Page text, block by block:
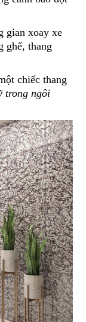
gian xoay xe
ghế, thang
chiếc thang
trong ngôi